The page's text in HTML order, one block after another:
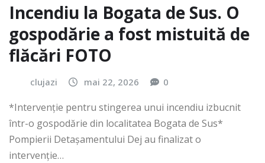
Incendiu la Bogata de Sus. O
gospodărie a fost mistuită de
flăcări FOTO
clujazi mai 22, 2026 0
*Intervenție pentru stingerea unui incendiu izbucnit
într-o gospodărie din localitatea Bogata de Sus*
Pompierii Detașamentului Dej au finalizat o
intervenție…